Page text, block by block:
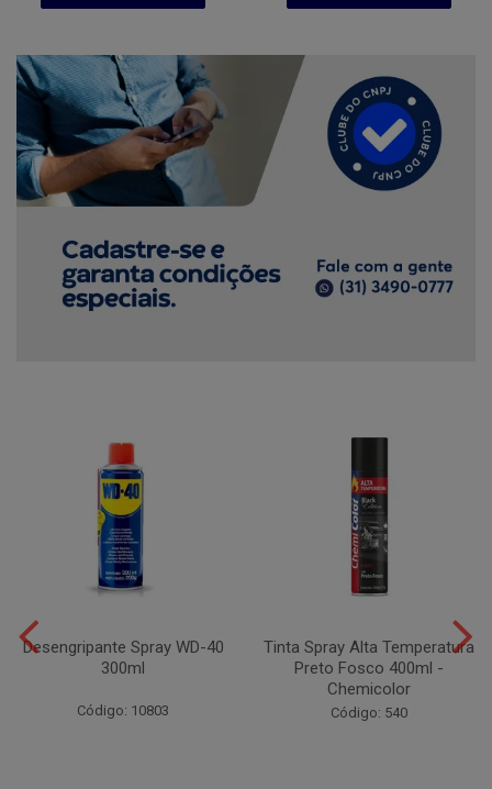
Desengripante Spray WD-40
300ml
Código: 10803
Tinta Spray Alta Temperatura
Preto Fosco 400ml -
Chemicolor
Código: 540